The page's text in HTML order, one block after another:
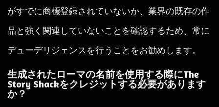
がすでに商標登録されていないか、業界の既存の作
品と強く関連していないことを確認するため、常に
デューデリジェンスを行うことをお勧めします。
生成されたローマの名前を使用する際にThe
Story Shackをクレジットする必要があります
か？